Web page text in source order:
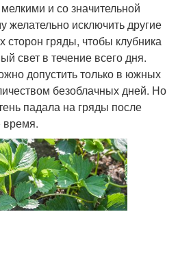
и со значительной
желательно исключить другие
сторон гряды, чтобы клубника
свет в течение всего дня.
допустить только в южных
безоблачных дней. Но
падала на гряды после
время.